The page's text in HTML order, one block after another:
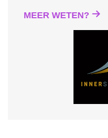
MEER WETEN?